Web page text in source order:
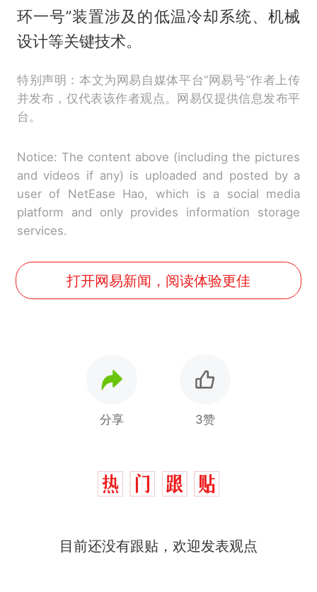
环一号”装置涉及的低温冷却系统、机械
设计等关键技术。
特别声明：本文为网易自媒体平台“网易号”作者上传
并发布，仅代表该作者观点。网易仅提供信息发布平
台。
Notice: The content above (including the pictures
and videos if any) is uploaded and posted by a
user of NetEase Hao, which is a social media
platform and only provides information storage
services.
打开网易新闻，阅读体验更佳
分享 3赞
目前还没有跟贴，欢迎发表观点
热
那个在床头放菜刀的女孩，
号，仅凭视频评出？中国烹饪